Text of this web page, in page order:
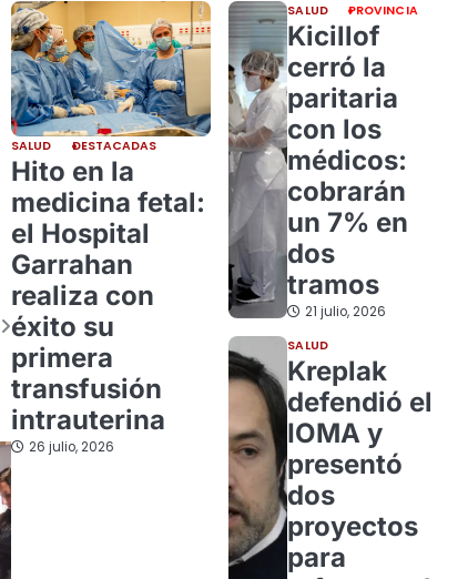
SALUD DESTACADAS
Hito en la
medicina fetal:
el Hospital
Garrahan
realiza con
éxito su
primera
transfusión
intrauterina
26 julio, 2026
SALUD PROVINCIA
Kicillof
cerró la
paritaria
con los
médicos:
cobrarán
un 7% en
dos
tramos
21 julio, 2026
SALUD
Kreplak
defendió el
IOMA y
presentó
dos
proyectos
para